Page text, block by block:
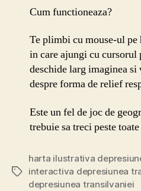
Cum functioneaza?
Te plimbi cu mouse-ul
in care ajungi cu cursorul
deschide larg imaginea
despre forma de relief
Este un fel de joc de
trebuie sa treci peste
Etichete
harta ilustrativa
interactiva depresiunea
depresiunea transilvaniei